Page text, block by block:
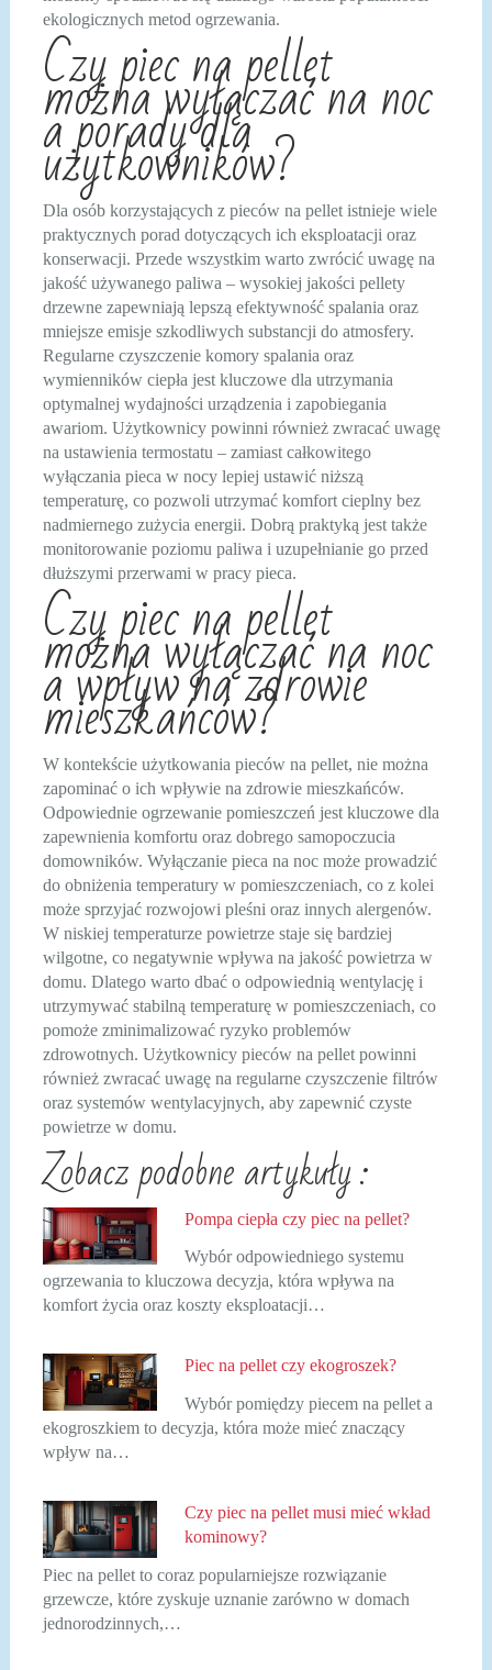
ekologicznych metod ogrzewania.
Czy piec na pellet
można wyłączać na noc
a porady dla
użytkowników?
Dla osób korzystających z pieców na pellet istnieje wiele
praktycznych porad dotyczących ich eksploatacji oraz
konserwacji. Przede wszystkim warto zwrócić uwagę na
jakość używanego paliwa – wysokiej jakości pellety
drzewne zapewniają lepszą efektywność spalania oraz
mniejsze emisje szkodliwych substancji do atmosfery.
Regularne czyszczenie komory spalania oraz
wymienników ciepła jest kluczowe dla utrzymania
optymalnej wydajności urządzenia i zapobiegania
awariom. Użytkownicy powinni również zwracać uwagę
na ustawienia termostatu – zamiast całkowitego
wyłączania pieca w nocy lepiej ustawić niższą
temperaturę, co pozwoli utrzymać komfort cieplny bez
nadmiernego zużycia energii. Dobrą praktyką jest także
monitorowanie poziomu paliwa i uzupełnianie go przed
dłuższymi przerwami w pracy pieca.
Czy piec na pellet
można wyłączać na noc
a wpływ na zdrowie
mieszkańców?
W kontekście użytkowania pieców na pellet, nie można
zapominać o ich wpływie na zdrowie mieszkańców.
Odpowiednie ogrzewanie pomieszczeń jest kluczowe dla
zapewnienia komfortu oraz dobrego samopoczucia
domowników. Wyłączanie pieca na noc może prowadzić
do obniżenia temperatury w pomieszczeniach, co z kolei
może sprzyjać rozwojowi pleśni oraz innych alergenów.
W niskiej temperaturze powietrze staje się bardziej
wilgotne, co negatywnie wpływa na jakość powietrza w
domu. Dlatego warto dbać o odpowiednią wentylację i
utrzymywać stabilną temperaturę w pomieszczeniach, co
pomoże zminimalizować ryzyko problemów
zdrowotnych. Użytkownicy pieców na pellet powinni
również zwracać uwagę na regularne czyszczenie filtrów
oraz systemów wentylacyjnych, aby zapewnić czyste
powietrze w domu.
Zobacz podobne artykuły :
Pompa ciepła czy piec na pellet?
Wybór odpowiedniego systemu
ogrzewania to kluczowa decyzja, która wpływa na
komfort życia oraz koszty eksploatacji…
Piec na pellet czy ekogroszek?
Wybór pomiędzy piecem na pellet a
ekogroszkiem to decyzja, która może mieć znaczący
wpływ na…
Czy piec na pellet musi mieć wkład
kominowy?
Piec na pellet to coraz popularniejsze rozwiązanie
grzewcze, które zyskuje uznanie zarówno w domach
jednorodzinnych,…